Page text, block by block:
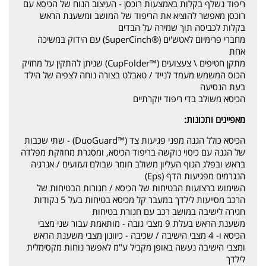
ריפוד נשלף בקלות באמצעות רוכסן - העיצוב הנוח של הכיסא עם
רוכסן מאפשר להוציא את הריפוד של המושב ומשענת הראש
בקלות לכביסה תוך שמירה על הבדים
מחברי פרימיום לאטש'ים (®SuperCinch) עם הידוק במשיכה
אחת
מתקן חטיפים \ צעצועים (™CupFolder) שניתן להתקין על מחזיק
הכוס המשמש מעמד לנייד / טאבלט בצורה נוחה לצפיה של הילד
בעת הנסיעה
הכיסא משולב בדי ריפוד יוקרתיים
מאפיינים ותכונות:
הכיסא כולל הגנה מפני פגיעות צד (™DuoGuard) - שתי שכבות
של הגנה עם כיסוי נוקשה בריפוד הכיסא, ומסגרת מחוזקת מפלדה
בראש ובפלג הגוף העליון משולב חומר שבולם זעזועים / אנרגיה
הנגרמים מפגיעות הדף (Eps)
השימוש ברצועות הבטיחות של הכיסא / חגורות הבטיחות של
הרכב מסייעות לילדך במעבר קל מכיסא בטיחות בעל 5 נקודות
חגירה לישיבה במושב רכב עם חגורת בטיחות
משענת הראש בעלת 9 מצבי גובה - מותאמת עבור שני מצבי
הכיסא ו- 4 מצבי הישיבה / שכיבה - כיוונון מצבי משענת הראש
ומצבי הישיבה נעשה באופן מקביל ע"מ לאפשר נוחות מקסימלית
לילדך